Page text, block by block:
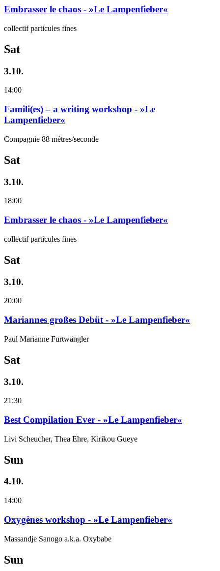
Embrasser le chaos - »Le Lampenfieber«
collectif particules fines
Sat
3.10.
14:00
Famili(es) – a writing workshop - »Le
Lampenfieber«
Compagnie 88 mètres/seconde
Sat
3.10.
18:00
Embrasser le chaos - »Le Lampenfieber«
collectif particules fines
Sat
3.10.
20:00
Mariannes großes Debüt - »Le Lampenfieber«
Paul Marianne Furtwängler
Sat
3.10.
21:30
Best Compilation Ever - »Le Lampenfieber«
Livi Scheucher, Thea Ehre, Kirikou Gueye
Sun
4.10.
14:00
Oxygènes workshop - »Le Lampenfieber«
Massandje Sanogo a.k.a. Oxybabe
Sun